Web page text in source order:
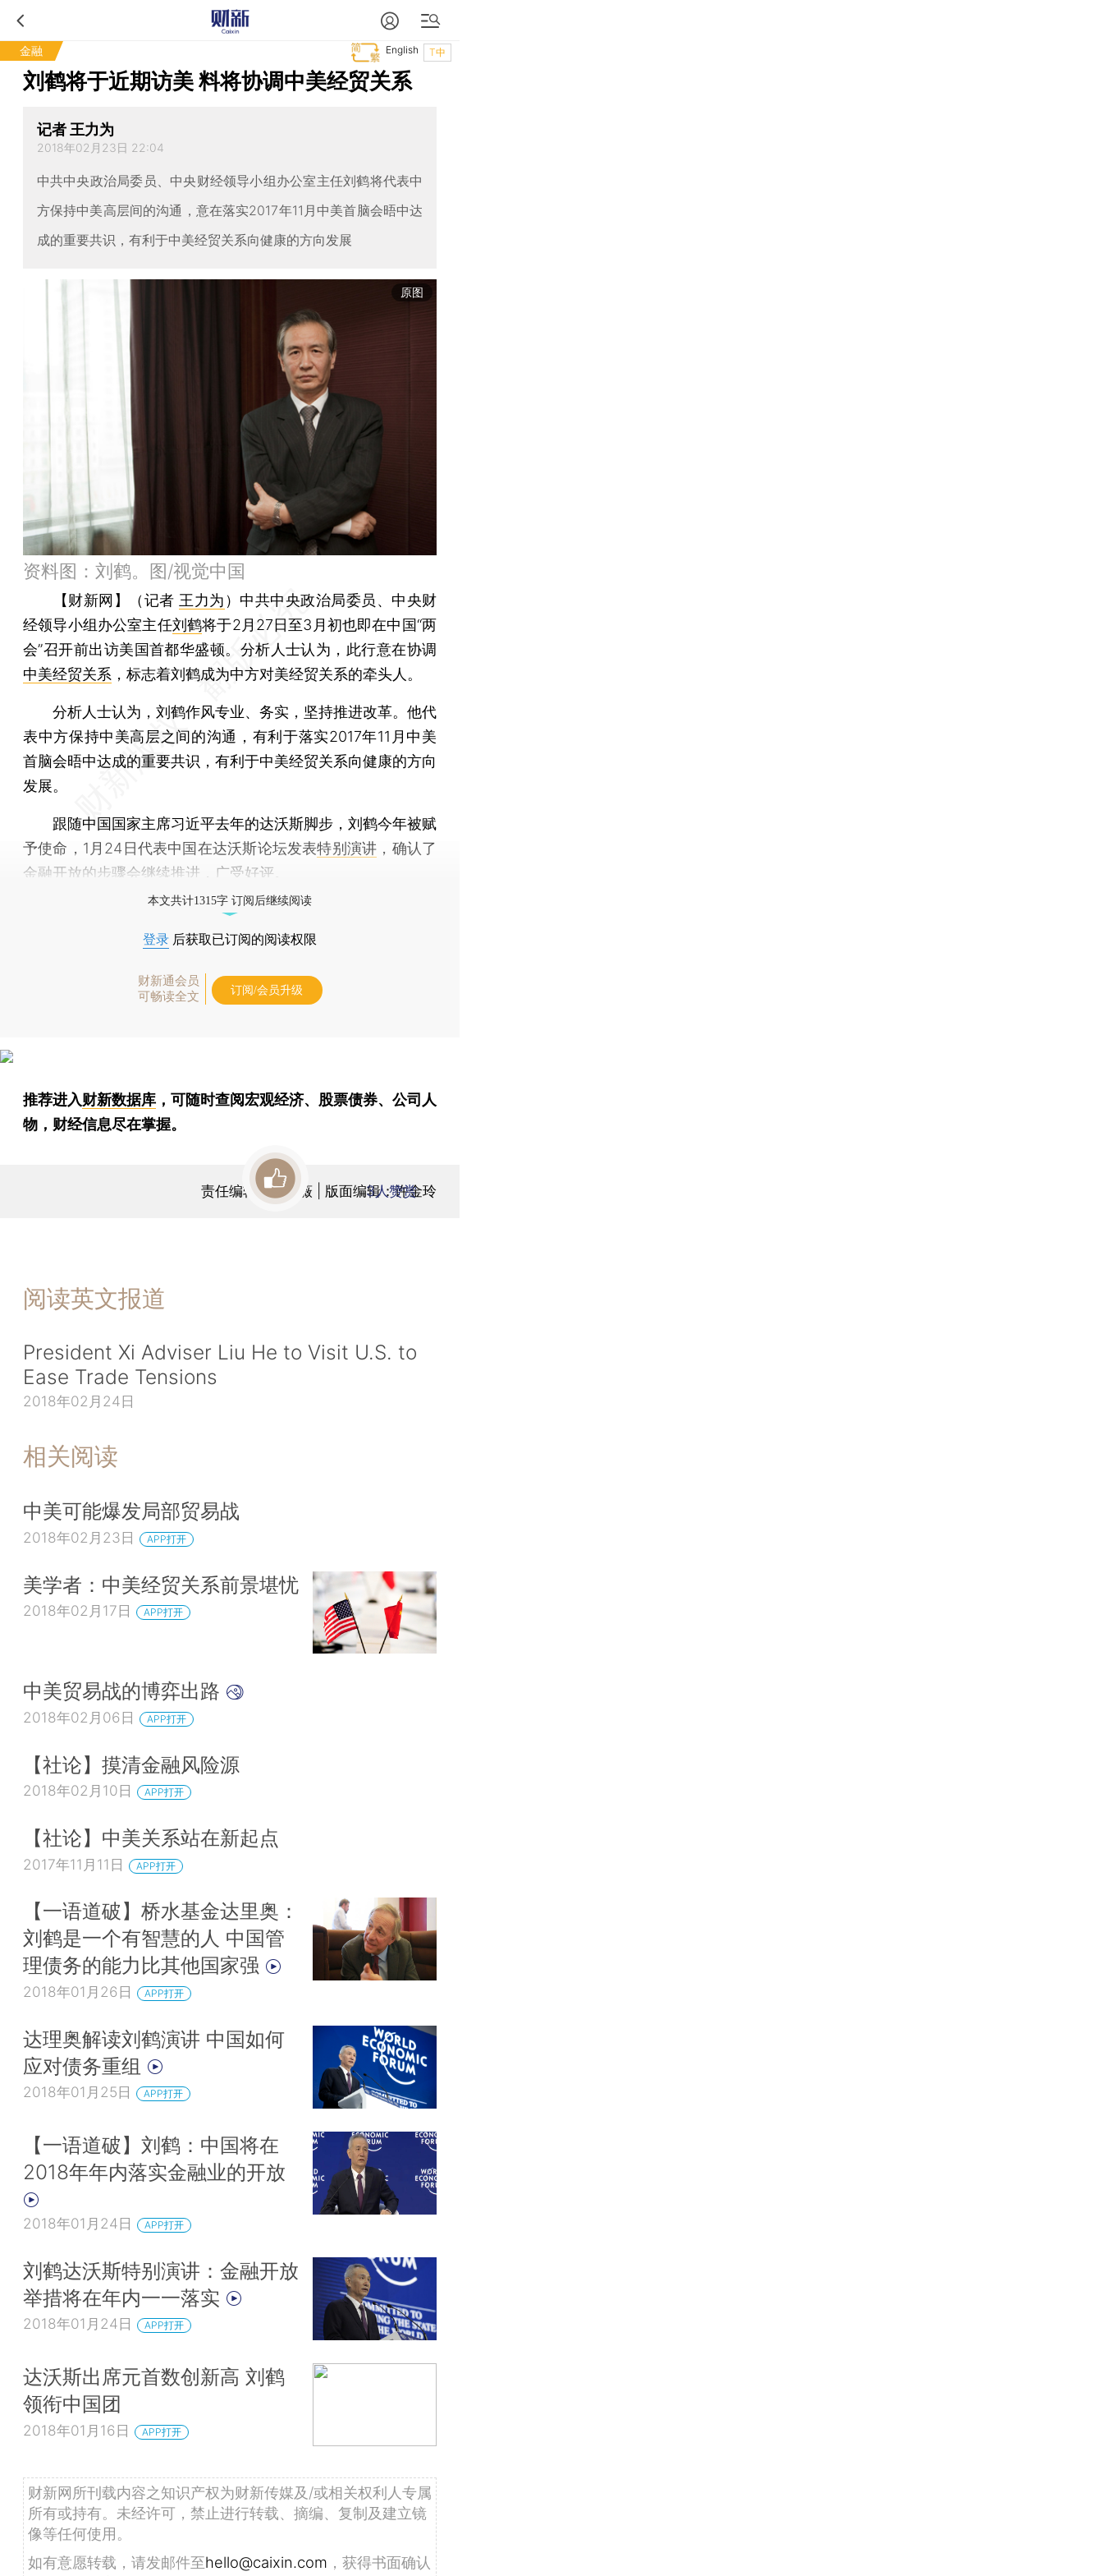
金融 T中
English
刘鹤将于近期访美 料将协调中美经贸关系
记者 王力为
2018年02月23日 22:04
中共中央政治局委员、中央财经领导小组办公室主任刘鹤将代表中
方保持中美高层间的沟通，意在落实2017年11月中美首脑会晤中达
成的重要共识，有利于中美经贸关系向健康的方向发展
原图
资料图：刘鹤。图/视觉中国
【财新网】（记者 王力为 ） 中共中央政治局委员、中央财
经领导小组办公室主任刘鹤将于2月27日至3月初也即在中国“两
会”召开前出访美国首都华盛顿。分析人士认为，此行意在协调
中美经贸关系 ，标志着刘鹤成为中方对美经贸关系的牵头人。
分析人士认为，刘鹤作风专业、务实，坚持推进改革。他代
表中方保持中美高层之间的沟通，有利于落实2017年11月中美
首脑会晤中达成的重要共识，有利于中美经贸关系向健康的方向
发展。
跟随中国国家主席习近平去年的达沃斯脚步，刘鹤今年被赋
予使命，1月24日代表中国在达沃斯论坛发表特别演讲 ，确认了
金融开放的步骤会继续推进，广受好评。
本文共计1315字 订阅后继续阅读
登录 后获取已订阅的阅读权限
财新通会员
可畅读全文
订阅/会员升级
推荐进入财新数据库 ，可随时查阅宏观经济、股票债券、公司人
物，财经信息尽在掌握。
责任编辑：凌华薇 | 版面编辑：许金玲
3人赞赏
阅读英文报道
President Xi Adviser Liu He to Visit U.S. to
Ease Trade Tensions
2018年02月24日
相关阅读
中美可能爆发局部贸易战
2018年02月23日 APP打开
美学者：中美经贸关系前景堪忧
2018年02月17日 APP打开
中美贸易战的博弈出路
2018年02月06日 APP打开
【社论】摸清金融风险源
2018年02月10日 APP打开
【社论】中美关系站在新起点
2017年11月11日 APP打开
【一语道破】桥水基金达里奥：
刘鹤是一个有智慧的人 中国管
理债务的能力比其他国家强
2018年01月26日 APP打开
达理奥解读刘鹤演讲 中国如何
应对债务重组
2018年01月25日 APP打开
【一语道破】刘鹤：中国将在
2018年年内落实金融业的开放
2018年01月24日 APP打开
刘鹤达沃斯特别演讲：金融开放
举措将在年内一一落实
2018年01月24日 APP打开
达沃斯出席元首数创新高 刘鹤
领衔中国团
2018年01月16日 APP打开
财新网所刊载内容之知识产权为财新传媒及/或相关权利人专属
所有或持有。未经许可，禁止进行转载、摘编、复制及建立镜
像等任何使用。
如有意愿转载，请发邮件至hello@caixin.com ，获得书面确认